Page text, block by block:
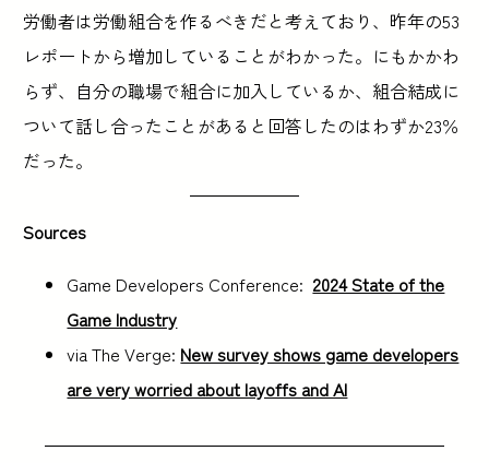
労働者は労働組合を作るべきだと考えており、昨年の53
レポートから増加していることがわかった。にもかかわ
らず、自分の職場で組合に加入しているか、組合結成に
ついて話し合ったことがあると回答したのはわずか23％
だった。
Sources
Game Developers Conference: 2024 State of the
Game Industry
via The Verge: New survey shows game developers
are very worried about layoffs and AI